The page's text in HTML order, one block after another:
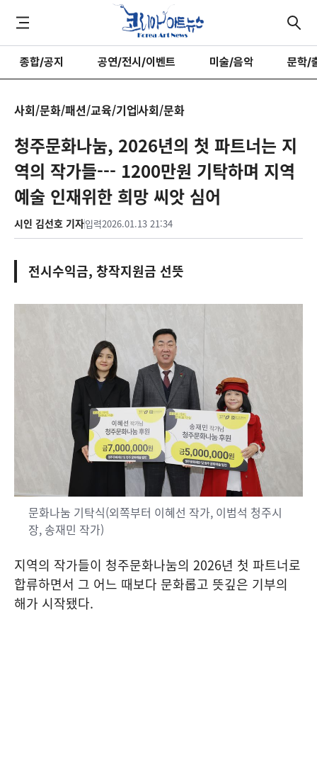
종합/공지 공연/전시/이벤트 미술/음악 문학/
사회/문화/패션/교육/기업사회/문화
청주문화나눔, 2026년의 첫 파트너는 지
역의 작가들--- 1200만원 기탁하며 지역
예술 인재위한 희망 씨앗 심어
시인 김선호 기자입력2026.01.13 21:34
전시수익금, 창작지원금 선뜻
문화나눔 기탁식(외쪽부터 이혜선 작가, 이범석 청주시
장, 송재민 작가)
지역의 작가들이 청주문화나눔의 2026년 첫 파트너로
합류하면서 그 어느 때보다 문화롭고 뜻깊은 기부의
해가 시작됐다.